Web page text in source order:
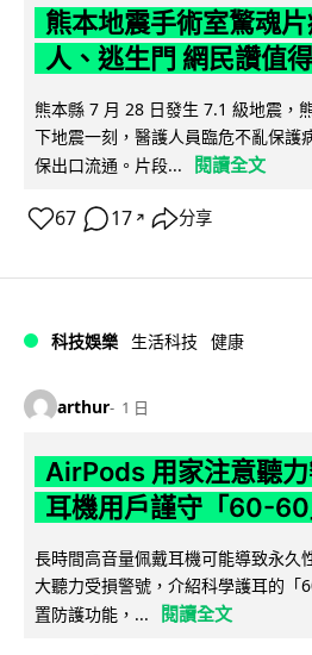
熊本地震手術室驚魂
人、逃生門 網民讚值
熊本縣 7 月 28 日發生 7.1 級地震，
下地震一刻，醫護人員臨危不亂保護
保出口流通。片段...
閱讀全文
67 17 ↗ 分享
科技娛樂 生活科技 健康
arthur 1 日
AirPods 用家注意聽
耳機用戶謹守「60-
長時間高音量佩戴耳機可能導致永久
大聽力受損警號，介紹科學護耳的「
置防護功能，...
閱讀全文